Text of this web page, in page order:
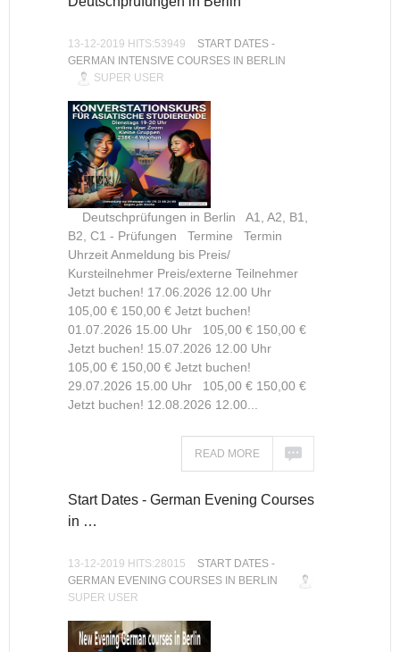
13-12-2019 HITS:53949
START DATES -
GERMAN INTENSIVE COURSES IN BERLIN
SUPER USER
Deutschprüfungen in Berlin A1, A2, B1,
B2, C1 - Prüfungen Termine Termin
Uhrzeit Anmeldung bis Preis/
Kursteilnehmer Preis/externe Teilnehmer
Jetzt buchen! 17.06.2026 12.00 Uhr
105,00 € 150,00 € Jetzt buchen!
01.07.2026 15.00 Uhr 105,00 € 150,00 €
Jetzt buchen! 15.07.2026 12.00 Uhr
105,00 € 150,00 € Jetzt buchen!
29.07.2026 15.00 Uhr 105,00 € 150,00 €
Jetzt buchen! 12.08.2026 12.00...
READ MORE
Start Dates - German Evening Courses
in …
13-12-2019 HITS:28015
START DATES -
GERMAN EVENING COURSES IN BERLIN
SUPER USER